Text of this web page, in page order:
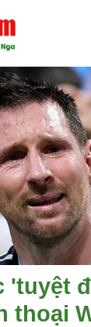
'tuyệt
thoại